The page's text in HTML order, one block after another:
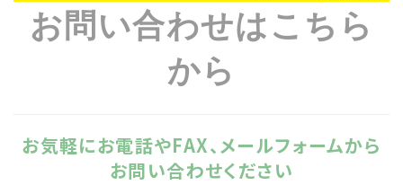
お問い合わせはこちら
から
お気軽にお電話やFAX、メールフォームから
お問い合わせください